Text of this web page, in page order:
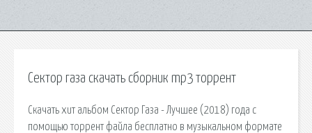
Сектор газа скачать сборник mp3 торрент
Скачать хит альбом Сектор Газа - Лучшее (2018) года с
помощью торрент файла бесплатно в музыкальном формате